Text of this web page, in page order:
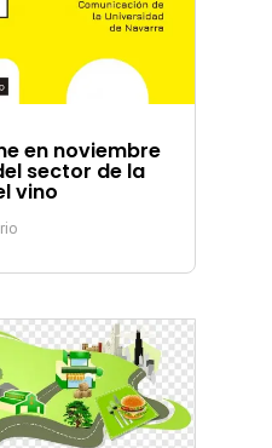
en noviembre
sector de la
vino